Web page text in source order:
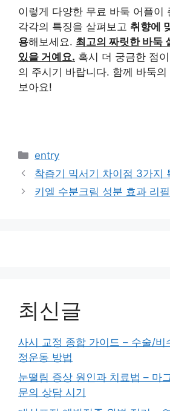
이렇게 다양한 무료 바둑 어플이
각각의 특징을 살펴보고 취향에
용해보세요. 최고의 짜릿한 바둑
있을 거예요. 혹시 더 궁금한 점
의 주시기 바랍니다. 함께 바둑의
보아요!
카
테
고
리
entry
착즙기 믹서기 차이점 3가지
키엘 수분크림 성분 효과 리
최신글
사시 교정 종합 가이드 – 수술/비
정운동 방법
눈떨림 증상 원인과 치료법 – 마
문의 상담 시기